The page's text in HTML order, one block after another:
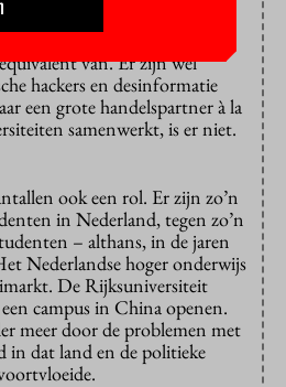
vragen over.
van. Er zijn wel
hackers en desinformatie
een grote handelspartner à la
samenwerkt, is er niet.
ook een rol. Er zijn zo’n
in Nederland, tegen zo’n
– althans, in de jaren
Nederlandse hoger onderwijs
De Rijksuniversiteit
campus in China openen.
meer door de problemen met
in dat land en de politieke